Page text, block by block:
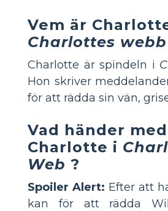
Vem är
Charlottes webb
Charlotte är spindeln i
Hon skriver
för att rädda sin vän,
Vad händer med
Charlotte i
Web ?
Spoiler Alert: Efter att
kan för att rädda